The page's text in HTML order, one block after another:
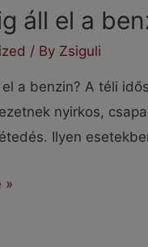
áll el a
/ By Zsiguli
a benzin? A téli
nyirkos,
Ilyen
»